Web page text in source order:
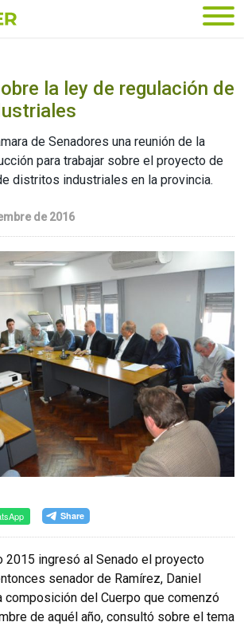
la ley de regulación de
de Senadores una reunión de la
para trabajar sobre el proyecto de
distritos industriales en la provincia.
de 2016
2015 ingresó al Senado el proyecto
senador de Ramírez, Daniel
composición del Cuerpo que comenzó
de aquél año, consultó sobre el tema